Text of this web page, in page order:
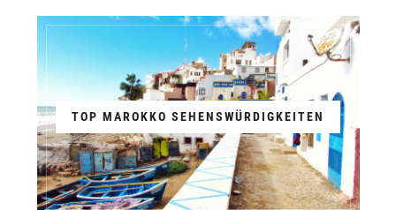
TOP MAROKKO SEHENSWÜRDIGKEITEN